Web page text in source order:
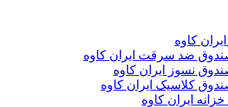
کاوه
ضد سرقت ایران کاوه
نسوز ایران کاوه
کلاسیک ایران کاوه
ایران کاوه